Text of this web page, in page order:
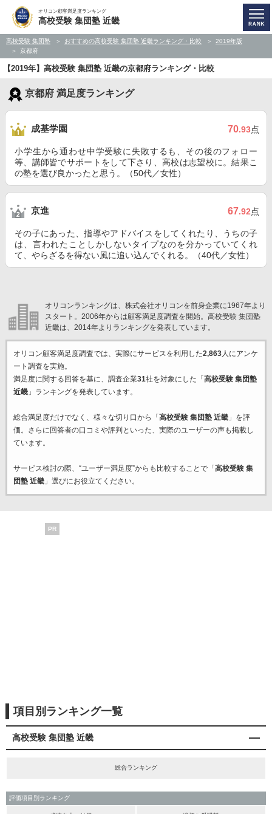
オリコン顧客満足度ランキング
高校受験 集団塾 近畿
高校受験 集団塾 おすすめの高校受験 集団塾 近畿ランキング・比較
2019年版
京都府
【2019年】高校受験 集団塾 近畿の京都府ランキング・比較
京都府 満足度ランキング
成基学園 70.93点
小学生から通わせ中学受験に失敗するも、その後のフォロー
等、講師皆でサポートをして下さり、高校は志望校に。結果こ
の塾を選び良かったと思う。（50代／女性）
京進 67.92点
その子にあった、指導やアドバイスをしてくれたり、うちの子
は、言われたことしかしないタイプなのを分かっていてくれ
て、やらざるを得ない風に追い込んでくれる。（40代／女性）
オリコンランキングは、株式会社オリコンを前身企業に1967年より
スタート。2006年からは顧客満足度調査を開始。高校受験 集団塾
近畿は、2014年よりランキングを発表しています。
オリコン顧客満足度調査では、実際にサービスを利用した2,863人にアンケ
ート調査を実施。
満足度に関する回答を基に、調査企業31社を対象にした「 高校受験 集団塾
近畿」ランキングを発表しています。
総合満足度だけでなく、様々な切り口から「 高校受験 集団塾 近畿」を評
価。さらに回答者の口コミや評判といった、実際のユーザーの声も掲載し
ています。
サービス検討の際、“ユーザー満足度”からも比較することで「 高校受験 集
団塾 近畿」選びにお役立てください。
PR
項目別ランキング一覧
高校受験 集団塾 近畿
総合ランキング
評価項目別ランキング